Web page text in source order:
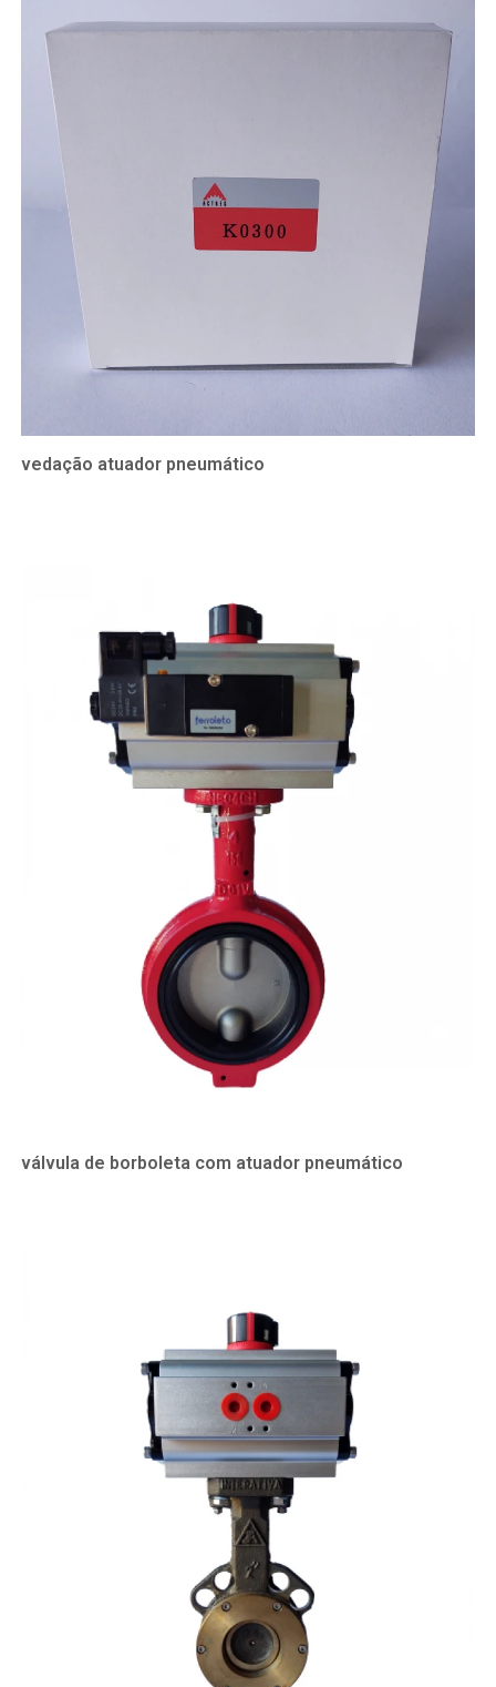
vedação atuador pneumático
válvula de borboleta com atuador pneumático